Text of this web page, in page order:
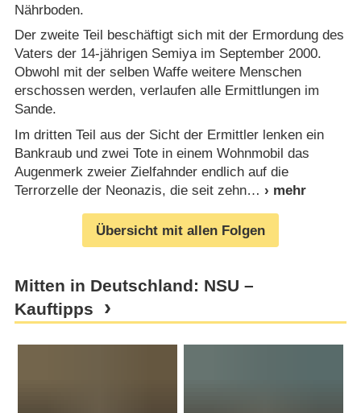
Nährboden.
Der zweite Teil beschäftigt sich mit der Ermordung des
Vaters der 14-jährigen Semiya im September 2000.
Obwohl mit der selben Waffe weitere Menschen
erschossen werden, verlaufen alle Ermittlungen im
Sande.
Im dritten Teil aus der Sicht der Ermittler lenken ein
Bankraub und zwei Tote in einem Wohnmobil das
Augenmerk zweier Zielfahnder endlich auf die
Terrorzelle der Neonazis, die seit zehn
Übersicht mit allen Folgen
Mitten in Deutschland: NSU –
Kauftipps